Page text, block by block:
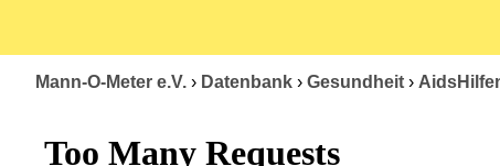
Mann-O-Meter e.V. › Datenbank › Gesundheit ›